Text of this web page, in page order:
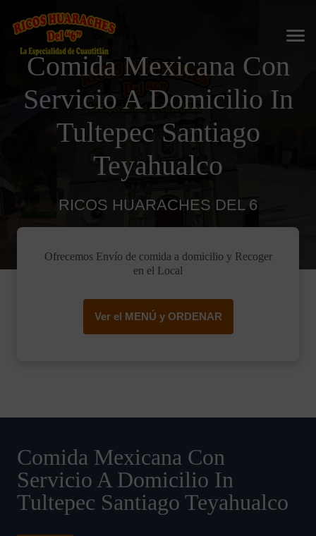
Comida Mexicana Con
Servicio A Domicilio In
Tultepec Santiago
Teyahualco
RICOS HUARACHES DEL 6
Ofrecemos Envío de comida a domicilio y Recoger
en el Local
Ver el MENÚ y ORDENAR
Comida Mexicana Con
Servicio A Domicilio In
Tultepec Santiago Teyahualco